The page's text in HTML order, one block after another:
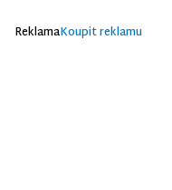
ReklamaKoupit reklamu